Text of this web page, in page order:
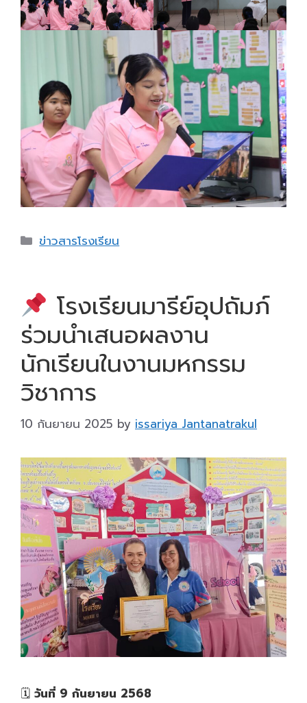
Categories
ข่าวสารโรงเรียน
โรงเรียนมารีย์อุปถัมภ์
ร่วมนำเสนอผลงาน
นักเรียนในงานมหกรรม
วิชาการ
10 กันยายน 2025 by issariya Jantanatrakul
🗓 วันที่ 9 กันยายน 2568